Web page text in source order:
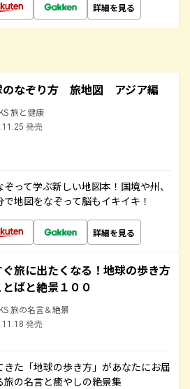
詳細を見る
のなぞり方 旅地図 アジア編
旅と健康
発売
って学ぶ新しい地図本！国境や州、
地図をなぞって脳もイキイキ！
詳細を見る
旅に出たくなる！地球の歩き方
ばと絶景１００
旅の名言＆絶景
発売
た「地球の歩き方」があなたにお届
の名言と癒やしの絶景集